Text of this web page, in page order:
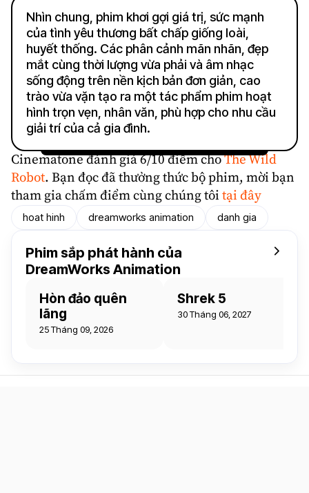
Nhìn chung, phim khơi gợi giá trị, sức mạnh
của tình yêu thương bất chấp giống loài,
huyết thống. Các phân cảnh mãn nhãn, đẹp
mắt cùng thời lượng vừa phải và âm nhạc
sống động trên nền kịch bản đơn giản, cao
trào vừa vặn tạo ra một tác phẩm phim hoạt
hình trọn vẹn, nhân văn, phù hợp cho nhu cầu
giải trí của cả gia đình.
Cinematoneđánh giá6/10 điểm choThe Wild
Robot. Bạn đọc đã thưởng thức bộ phim, mời bạn
tham gia chấm điểm cùng chúng tôi tại đây
hoat hinh dreamworks animation danh gia
Phim sắp phát hành của
DreamWorks Animation
Hòn đảo quên
lãng
25 Tháng 09, 2026
Shrek 5
30 Tháng 06, 2027